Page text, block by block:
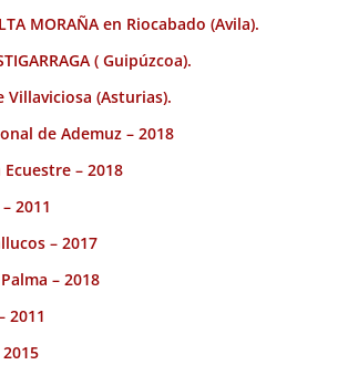
MORAÑA en Riocabado (Avila).
( Guipúzcoa).
Villaviciosa (Asturias).
de Ademuz – 2018
– 2018
2011
– 2017
– 2018
2011